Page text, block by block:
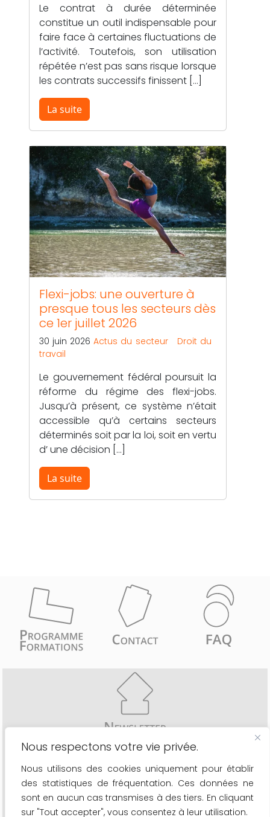
Nous respectons votre vie privée.
Nous utilisons des cookies uniquement pour établir
des statistiques de fréquentation. Ces données ne
sont en aucun cas transmises à des tiers. En cliquant
sur "Tout accepter", vous consentez à leur utilisation.
Le contrat à durée déterminée
constitue un outil indispensable pour
faire face à certaines fluctuations de
l’activité. Toutefois, son utilisation
répétée n’est pas sans risque lorsque
les contrats successifs finissent […]
La suite
Flexi-jobs: une ouverture à
presque tous les secteurs dès
ce 1er juillet 2026
30 juin 2026Actus du secteur
Droit du
travail
Le gouvernement fédéral poursuit la
réforme du régime des flexi-jobs.
Jusqu’à présent, ce système n’était
accessible qu’à certains secteurs
déterminés soit par la loi, soit en vertu
d’ une décision […]
La suite
Recevez comme les 6776 inscrits une fois par mois
- les actualités du secteur
- le calendrier de nos formations
- les nouveaux outils à votre disposition